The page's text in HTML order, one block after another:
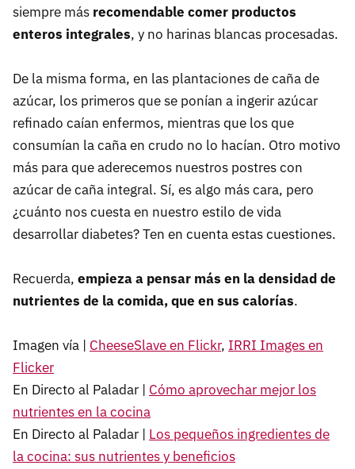
siempre más recomendable comer productos
enteros integrales, y no harinas blancas procesadas.
De la misma forma, en las plantaciones de caña de
azúcar, los primeros que se ponían a ingerir azúcar
refinado caían enfermos, mientras que los que
consumían la caña en crudo no lo hacían. Otro motivo
más para que aderecemos nuestros postres con
azúcar de caña integral. Sí, es algo más cara, pero
¿cuánto nos cuesta en nuestro estilo de vida
desarrollar diabetes? Ten en cuenta estas cuestiones.
Recuerda, empieza a pensar más en la densidad de
nutrientes de la comida, que en sus calorías.
Imagen vía | CheeseSlave en Flickr, IRRI Images en
Flicker
En Directo al Paladar | Cómo aprovechar mejor los
nutrientes en la cocina
En Directo al Paladar | Los pequeños ingredientes de
la cocina: sus nutrientes y beneficios